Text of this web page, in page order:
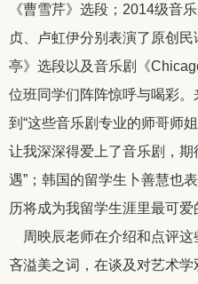
《曹雪芹》选段； 2014级音
贞、卢虹伊分别表演了原创
亭》选段以及音乐剧《
位班同学们阵阵惊呼与喝彩
到“这些音乐剧专业的师哥师
让我深深得爱上了音乐剧，
遇”；韩国的留学生卜善慧也
历将成为我留学生涯里最可爱
周映辰老师在介绍和点评
吝溢美之词，在谈及对艺术学